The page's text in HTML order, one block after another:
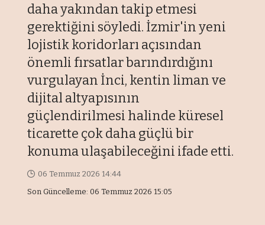
daha yakından takip etmesi
gerektiğini söyledi. İzmir'in yeni
lojistik koridorları açısından
önemli fırsatlar barındırdığını
vurgulayan İnci, kentin liman ve
dijital altyapısının
güçlendirilmesi halinde küresel
ticarette çok daha güçlü bir
konuma ulaşabileceğini ifade etti.
Son Güncelleme: 06 Temmuz 2026 15:05
06 Temmuz 2026 14:44